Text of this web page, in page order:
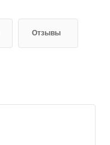
Отзывы